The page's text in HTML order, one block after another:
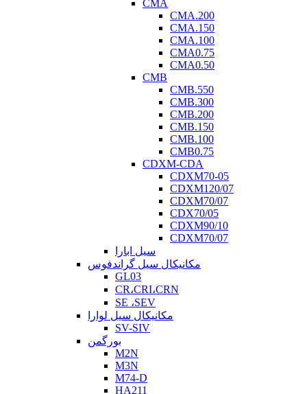
CMA
CMA.200
CMA.150
CMA.100
CMA0.75
CMA0.50
CMB
CMB.550
CMB.300
CMB.200
CMB.150
CMB.100
CMB0.75
CDXM-CDA
CDXM70-05
CDXM120/07
CDXM70/07
CDX70/05
CDXM90/10
CDXM70/07
سیل ابارا
مکانیکال سیل گراندفوس
GL03
CR،CRI،CRN
SE ،SEV
مکانیکال سیل لوارا
SV-SIV
بورگمن
M2N
M3N
M74-D
HA211